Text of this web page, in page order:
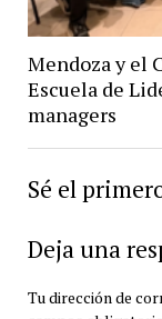
Mendoza y el
Escuela de
managers
Sé el
Deja una
Tu dirección de